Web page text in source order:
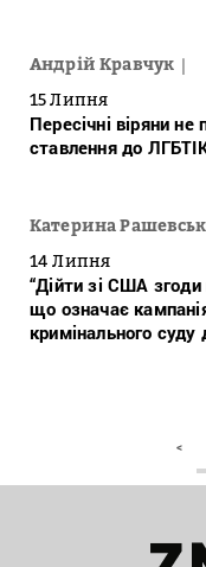
Андрій Кравчук
15 Липня
Пересічні віряни
ставлення до
Катерина
14 Липня
“Дійти зі США
що означає
кримінального суду
<